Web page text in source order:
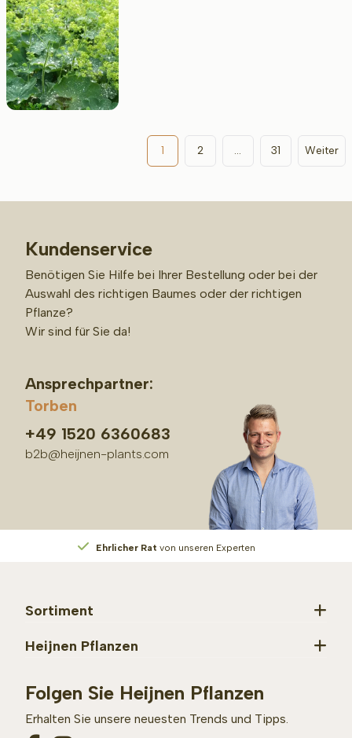
1 2 ... 31 Weiter
Kundenservice
Benötigen Sie Hilfe bei Ihrer Bestellung oder bei der
Auswahl des richtigen Baumes oder der richtigen
Pflanze?
Wir sind für Sie da!
Ansprechpartner:
Torben
+49 1520 6360683
b2b@heijnen-plants.com
Ehrlicher Rat von unseren Experten
Sortiment
Heijnen Pflanzen
Folgen Sie Heijnen Pflanzen
Erhalten Sie unsere neuesten Trends und Tipps.